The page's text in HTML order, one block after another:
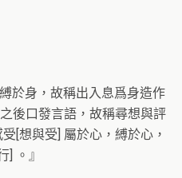
於身，故稱出入息爲身造作
後口發言語，故稱尋想與評
[想與受] 屬於心，縛於心，
。』